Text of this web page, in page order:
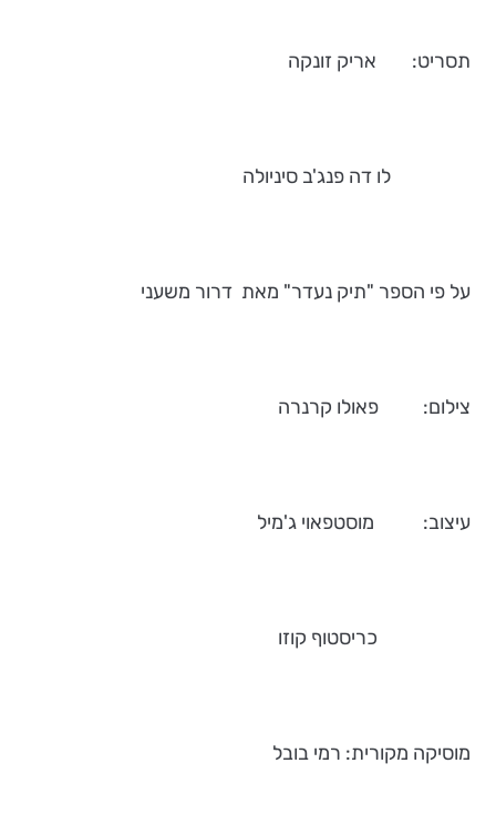
תסריט: אריק זונקה
לו דה פנג'ב סיניולה
על פי הספר "תיק נעדר" מאת דרור משעני
צילום: פאולו קרנרה
עיצוב: מוסטפאוי ג'מיל
כריסטוף קוזו
מוסיקה מקורית: רמי בובל